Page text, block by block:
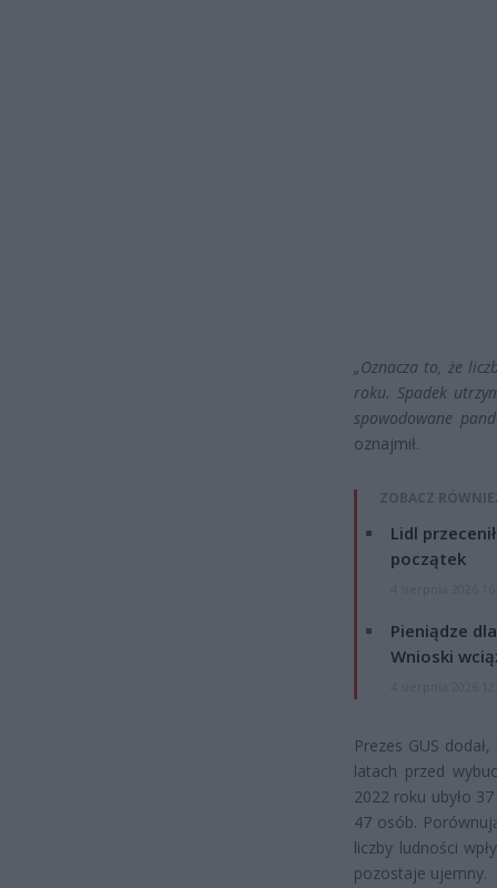
„Oznacza to, że
roku. Spadek
spowodowane
oznajmił.
ZOBACZ
Lidl
początek
Pieniądze
Wnioski
Prezes GUS
latach przed
2022 roku ubyło
47 osób.
liczby ludności
pozostaje ujemny.